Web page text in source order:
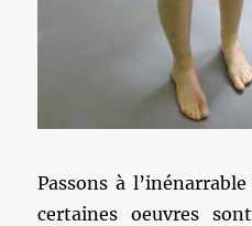
Passons à
certaines oeuvres